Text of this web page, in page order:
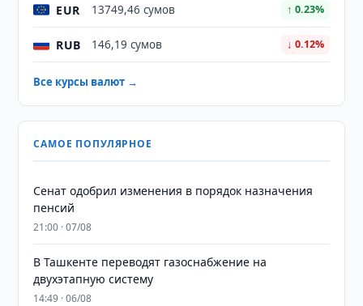
EUR 13749,46 сумов ↑ 0.23%
RUB 146,19 сумов ↓ 0.12%
Все курсы валют →
САМОЕ ПОПУЛЯРНОЕ
Сенат одобрил изменения в порядок назначения
пенсий
21:00 · 07/08
В Ташкенте переводят газоснабжение на
двухэтапную систему
14:49 · 06/08